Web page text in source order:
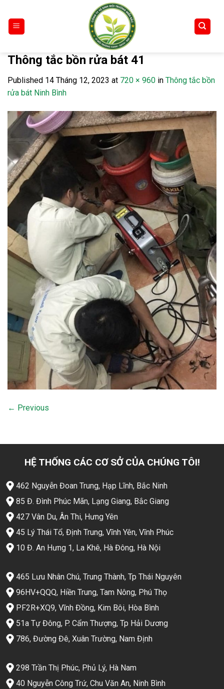
content
Thông tắc bồn rửa bát 41
Published 14 Tháng 12, 2023 at 720 × 960 in Thông tắc bồn
rửa bát Ninh Bình
← Previous
HỆ THỐNG CÁC CƠ SỞ CỦA CHÚNG TÔI!
462 Nguyễn Đoan Trung, Hạp Lĩnh, Bắc Ninh
85 Đ. Đình Phúc Mãn, Lạng Giang, Bắc Giang
427 Vân Du, Ân Thi, Hưng Yên
45 Lý Thái Tổ, Định Trung, Vĩnh Yên, Vĩnh Phúc
10 Đ. An Hưng 1, La Khê, Hà Đông, Hà Nội
465 Lưu Nhân Chú, Trung Thành, Tp Thái Nguyên
96HV+QQQ, Hiền Trung, Tam Nông, Phú Thọ
PF2R+XQ9, Vĩnh Đồng, Kim Bôi, Hòa Bình
51a Tự Đông, P. Cẩm Thượng, Tp Hải Dương
786, Đường Đê, Xuân Trường, Nam Định
298 Trần Thị Phúc, Phủ Lý, Hà Nam
40 Nguyễn Công Trứ, Chu Văn An, Ninh Bình